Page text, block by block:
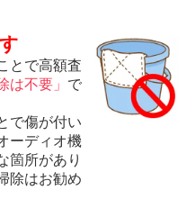
とで高額査
は不要」 で
で傷が付い
ーディオ機
箇所があり
除はお勧め